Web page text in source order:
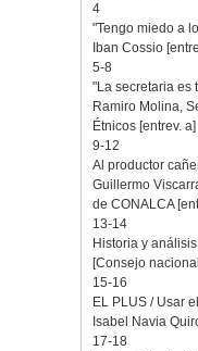
4
"Tengo miedo a
Iban Cossio
5-8
"La secretaria es
Ramiro Molina,
Étnicos [entrev. a]
9-12
Al productor
Guillermo
de CONALCA
13-14
Historia y
[Consejo
15-16
EL PLUS / Usar
Isabel Navia
17-18